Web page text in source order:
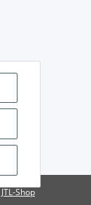
JTL-Shop